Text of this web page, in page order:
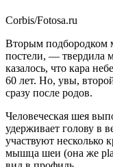
Corbis/Fotosa.ru
Вторым подбородком
постели, — твердила
казалось, что кара
60 лет. Но, увы,
сразу после родов.
Человеческая шея
удерживает голову в
участвуют
мышца шеи (она же